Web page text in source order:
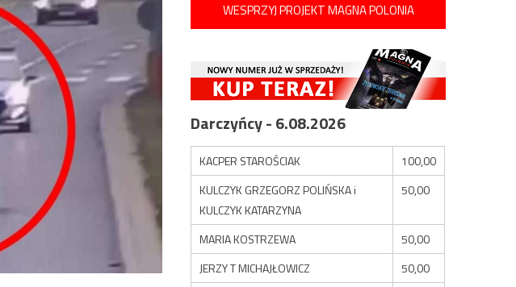
WESPRZYJ PROJEKT MAGNA POLONIA
Darczyńcy - 6.08.2026
KACPER STAROŚCIAK
100,00
KULCZYK GRZEGORZ POLIŃSKA i
KULCZYK KATARZYNA
50,00
MARIA KOSTRZEWA
50,00
JERZY T MICHAJŁOWICZ
50,00